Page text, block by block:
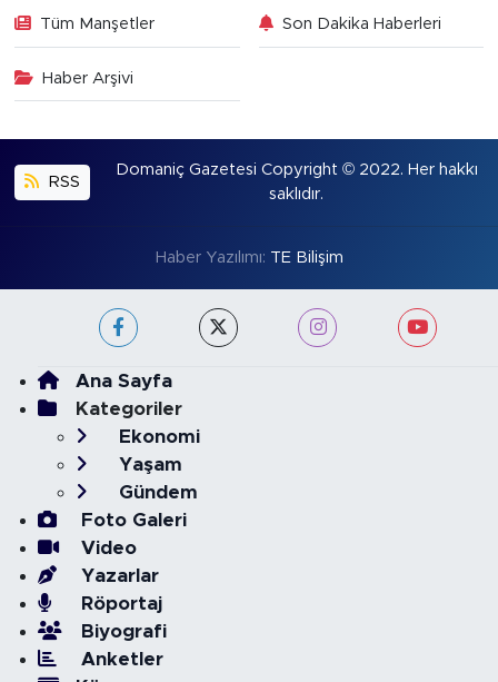
Tüm Manşetler Son Dakika Haberleri
Haber Arşivi
RSS
Domaniç Gazetesi Copyright © 2022. Her hakkı
saklıdır.
Haber Yazılımı: TE Bilişim
Ana Sayfa
Kategoriler
Ekonomi
Yaşam
Gündem
Foto Galeri
Video
Yazarlar
Röportaj
Biyografi
Anketler